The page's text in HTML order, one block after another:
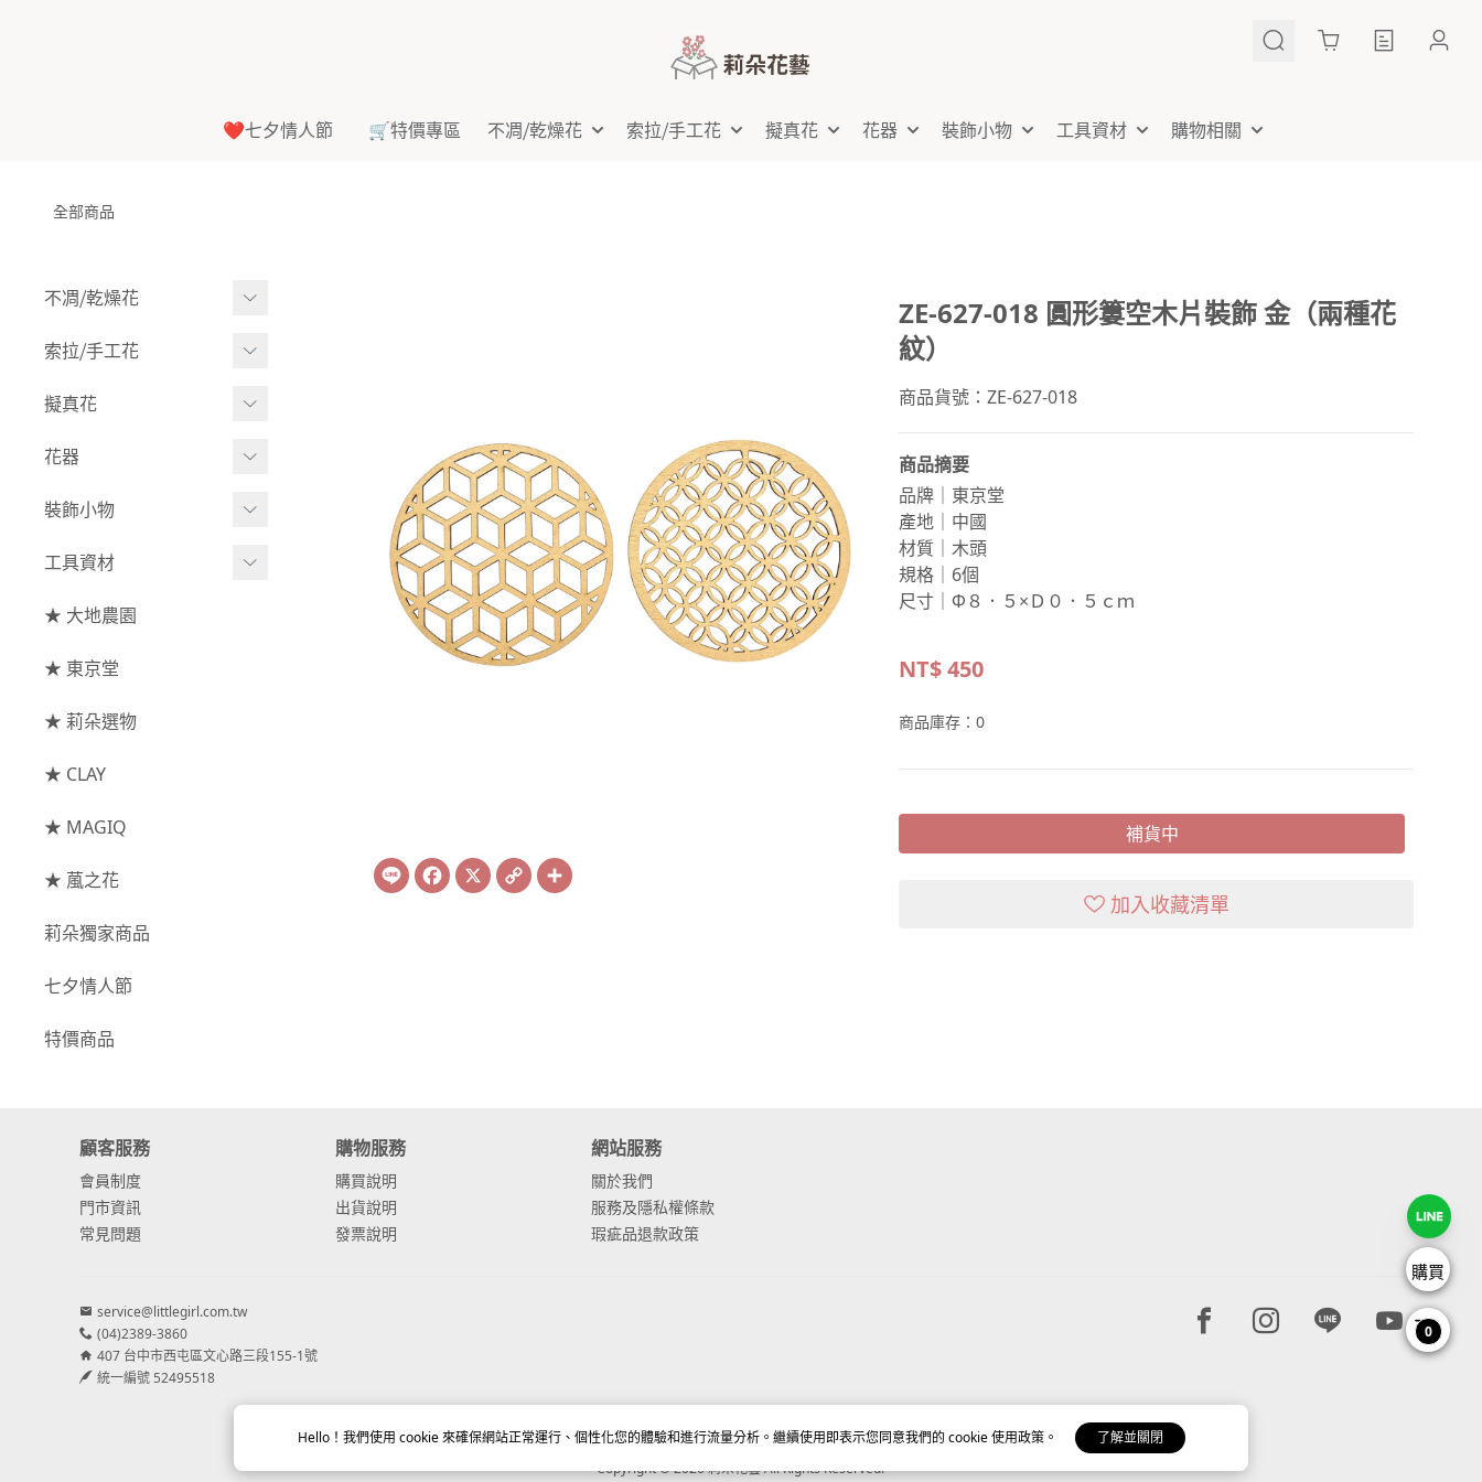
Cart
❤️七夕情人節 🛒特價專區 不凋⧸乾燥花 索拉⧸手工花 擬真花 花器 裝飾小物 工具資材 購物相關
Hello！我們使用 cookie來確保網站正常運行、個性化您的體驗和進行流量分析。繼續使用即表示您同意我們的 cookie 使用政策。 了解並關閉
全部商品
不凋⧸乾燥花
多色組合
- 其他
玫瑰
大玫瑰
- 迷你玫瑰
- 庭園玫瑰
- 其他玫瑰
主花
菊花
-
蘭花⧸大理花
康乃馨
- 金字塔繡球花
- 安娜貝爾繡球花
- 日本繡球花
- 其他繡球花
配花
索拉⧸手工花
索拉花(有花莖)
- 莉朵獨家水染
- 大地農園
索拉花(僅花頭)
原色
擬真花
盆栽⧸成品
綜合花束
葉材⧸藤蔓
枝條
果實
花器
小型花器
中大型花器
捧花架⧸吊架
藤圈⧸注連繩
提籃
裝飾小物
裝飾⧸擺飾
花插
工具資材
工具⧸型錄
資材
★ 大地農園
★ 東京堂
★ 莉朵選物
★ CLAY
★ MAGIQ
★ 葻之花
莉朵獨家商品
七夕情人節
特價商品
Line Facebook
X Copy
Link
ZE-627-018 圓形簍空木片裝飾 金（兩種花
紋）
商品貨號：ZE-627-018
商品摘要
品牌｜東京堂
產地｜中國
材質｜木頭
規格｜6個
尺寸｜Φ８．５×Ｄ０．５ｃｍ
NT$450
商品庫存：0
補貨中
加入收藏清單
顧客服務
會員制度
門市資訊
常見問題
購物服務
購買說明
出貨說明
發票說明
網站服務
關於我們
服務及隱私權條款
瑕疵品退款政策
service@littlegirl.com.tw
(04)2389-3860
407 台中市西屯區文心路三段155-1號
統一編號 52495518
Facebook page
Instagram page
Line pageYoutube
Copyright © 2026 莉朵花藝 All Rights Reserved.
購買
0